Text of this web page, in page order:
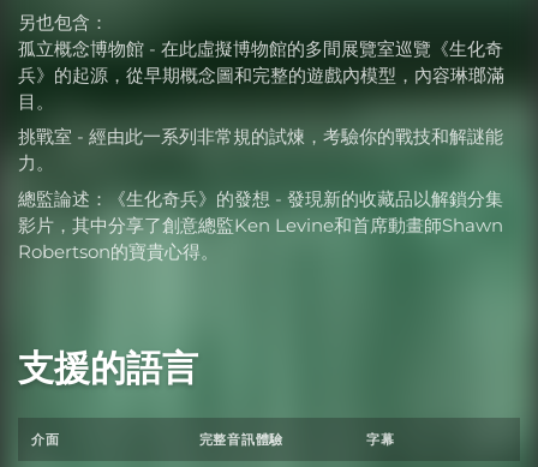
另也包含：
孤立概念博物館 - 在此虛擬博物館的多間展覽室巡覽《生化奇
兵》的起源，從早期概念圖和完整的遊戲內模型，內容琳瑯滿
目。
挑戰室 - 經由此一系列非常規的試煉，考驗你的戰技和解謎能
力。
總監論述：《生化奇兵》的發想 - 發現新的收藏品以解鎖分集
影片，其中分享了創意總監Ken Levine和首席動畫師Shawn
Robertson的寶貴心得。
支援的語言
介面 完整音訊體驗 字幕